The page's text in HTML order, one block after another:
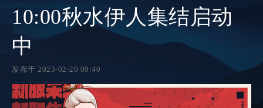
10:00秋水伊人集结启动
中
发布于 2023-02-20 09:40